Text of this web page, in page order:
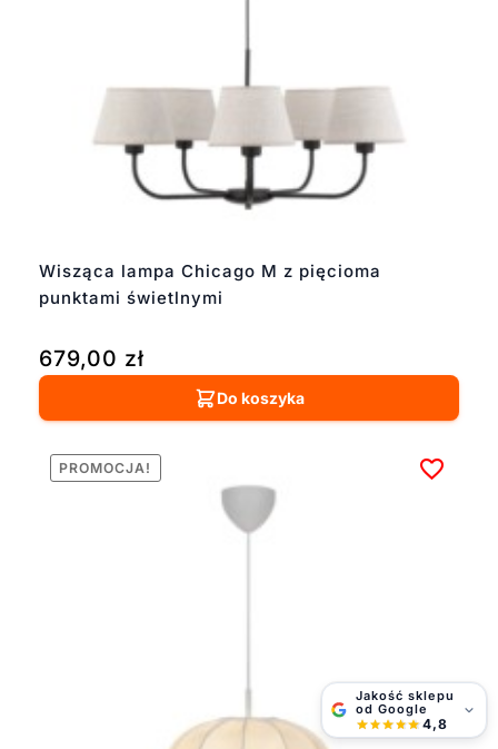
Wisząca lampa Chicago M z pięcioma
punktami świetlnymi
679,00 zł
Do koszyka
PROMOCJA!
Jakość sklepu
od Google
4,8